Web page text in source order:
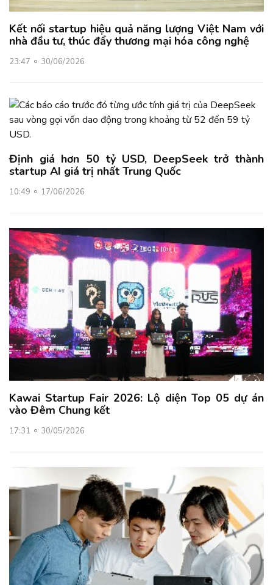
Kết nối startup hiệu quả năng lượng Việt Nam với
nhà đầu tư, thúc đẩy thương mại hóa công nghệ
23:47 30/06/2026
Định giá hơn 50 tỷ USD, DeepSeek trở thành
startup AI giá trị nhất Trung Quốc
10:49 17/06/2026
Kawai Startup Fair 2026: Lộ diện Top 05 dự án
vào Đêm Chung kết
17:31 30/05/2026